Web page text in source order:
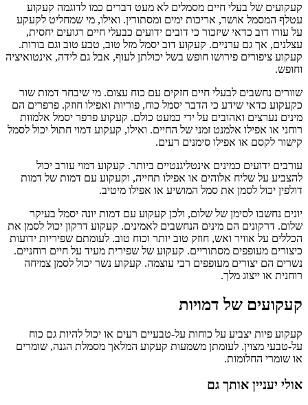
קעקועים של בעלי חיים מסמלים לא מעט דברים כמו לדוגמה קעקוע
עטלף המסמל אושר, אריכות ימים ומסתורין. ואילו, מי שמחליט לקעקע
על עורו דוב כדאי שיזכור כי דובים ידועים כבעלי חיים רגועים יחסית,
עצלנים, אך גם ערניים. קעקוע דוב יסמל מזל טוב, טבע טוב וגם בורות.
קעקוע ציפורים פירושו חופש בשל יכולתן לעוף, אבל גם לידה, אינטואיציה
וחופש.
שוורים נחשבים לבעלי חיים חזקים עם כוח עצום. מי שיבחר דמות שור
כקעקוע כדאי שידע כי הדבר יסמל כוח, פוריות ואפילו חוזק. פרפרים הם
מינים נערצים ואהובים על ידי כמעט כולם. קעקוע פרפר יסמל אלמוות
רוחני או אפילו אלמנט זמני של החיים. ואילו, קעקוע דמוי חתול יכול לסמל
קישור לקסם או אפילו סימנים רעים.
עורבים ידועים כמינים אינטליגנטיים ביותר. קעקוע דמוי עורב יכול
להצביע על שליח אלוהים או אפילו תחייה, וקעקוע עם דמות של דמות
דולפין יכול לסמן את סמל המושיע או אפילו מיטיב.
יונים נחשבו לסימן של שלום, ולכן קעקוע עם דמות יונה יסמל בעיקר
שלום. דרקונים הם מינים הנחשבים לאמינים. קעקוע דרקון יכול לסמן את
הכללים על אוויר ואש, חוזק טוב יותר וכוח טוב. לעומתם שפיריות ידועות
כיצורים מעופפים מסתוריים. קעקוע של שפירית מעיד על חיים רוחניים.
נשרים הם יצורים מעופפים רבי עוצמה. קעקוע נשר יכול לסמן צמיחה
רוחנית או ייצוג מלך.
קעקועים של דמויות
קעקוע פיות יצביע על כוחות על-טבעיים רעים או יכול להיות גם כוח
על-טבעי מצוין. לעומתן משמעות קעקוע המלאך מסמלת הגנה, שומרים
או שומרי החלומות.
אולי יעניין אותך גם